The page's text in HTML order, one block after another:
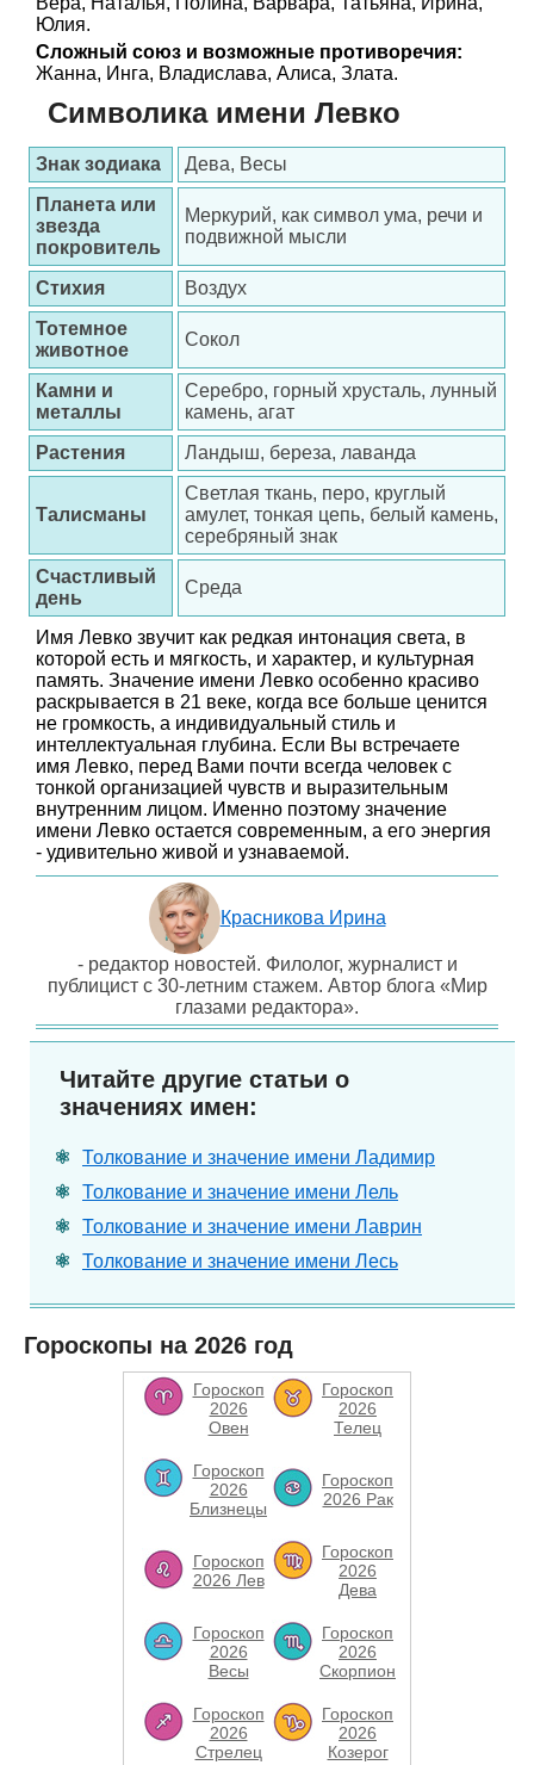
Юлия.
Сложный союз и возможные противоречия:
Жанна, Инга, Владислава, Алиса, Злата.
Символика имени Левко
Знак зодиака
Дева, Весы
Планета или
звезда
покровитель
Меркурий, как символ ума, речи и
подвижной мысли
Стихия
Воздух
Тотемное
животное
Сокол
Камни и
металлы
Серебро, горный хрусталь, лунный
камень, агат
Растения
Ландыш, береза, лаванда
Талисманы
Светлая ткань, перо, круглый
амулет, тонкая цепь, белый камень,
серебряный знак
Счастливый
день
Среда
Имя Левко звучит как редкая интонация света, в
которой есть и мягкость, и характер, и культурная
память. Значение имени Левко особенно красиво
раскрывается в 21 веке, когда все больше ценится
не громкость, а индивидуальный стиль и
интеллектуальная глубина. Если Вы встречаете
имя Левко, перед Вами почти всегда человек с
тонкой организацией чувств и выразительным
внутренним лицом. Именно поэтому значение
имени Левко остается современным, а его энергия
- удивительно живой и узнаваемой.
Красникова Ирина
- редактор новостей. Филолог, журналист и
публицист с 30-летним стажем. Автор блога «Мир
глазами редактора».
Читайте другие статьи о
значениях имен:
Толкование и значение имени Ладимир
Толкование и значение имени Лель
Толкование и значение имени Лаврин
Толкование и значение имени Лесь
Гороскопы на 2026 год
Гороскоп
2026
Овен
Гороскоп
2026
Телец
Гороскоп
2026
Близнецы
Гороскоп
2026 Рак
Гороскоп
2026 Лев
Гороскоп
2026
Дева
Гороскоп
2026
Весы
Гороскоп
2026
Скорпион
Гороскоп
2026
Стрелец
Гороскоп
2026
Козерог